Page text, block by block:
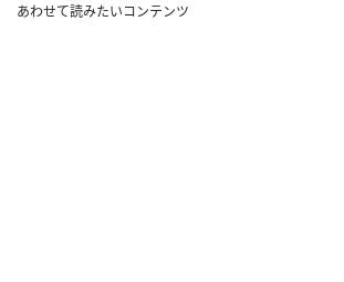
あわせて読みたいコンテンツ